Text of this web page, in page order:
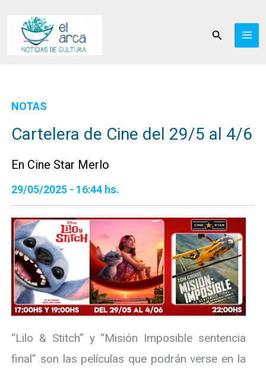
contenido
Buscar
NOTAS
Cartelera de Cine del 29/5 al 4/6
En Cine Star Merlo
29/05/2025 - 16:44 hs.
“Lilo & Stitch” y “Misión Imposible sentencia
final” son las películas que podrán verse en la